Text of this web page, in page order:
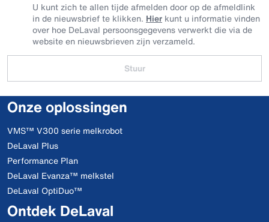
U kunt zich te allen tijde afmelden door op de afmeldlink
in de nieuwsbrief te klikken. Hier kunt u informatie vinden
over hoe DeLaval persoonsgegevens verwerkt die via de
website en nieuwsbrieven zijn verzameld.
Stuur
Onze oplossingen
VMS™ V300 serie melkrobot
DeLaval Plus
Performance Plan
DeLaval Evanza™ melkstel
DeLaval OptiDuo™
Ontdek DeLaval